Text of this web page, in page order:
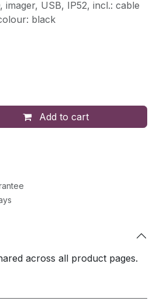
imager, USB, IP52, incl.: cable
black
Add to cart
across all product pages.